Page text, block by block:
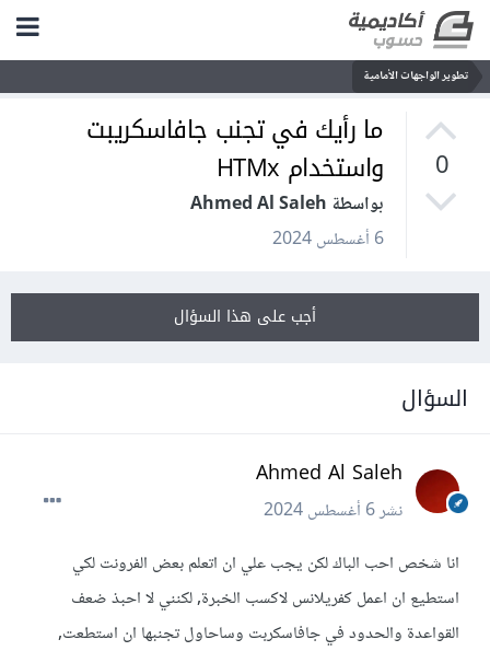
تطوير الواجهات الأمامية
0
ما رأيك في تجنب جافاسكريبت
واستخدام HTMx
بواسطة Ahmed Al Saleh
6 أغسطس 2024
أجب على هذا السؤال
السؤال
Ahmed Al Saleh
نشر6 أغسطس 2024
انا شخص احب الباك لكن يجب علي ان اتعلم بعض الفرونت لكي
استطيع ان اعمل كفريلانس لاكسب الخبرة, لكنني لا احبذ ضعف
القواعدة والحدود في جافاسكربت وساحاول تجنبها ان استطعت,